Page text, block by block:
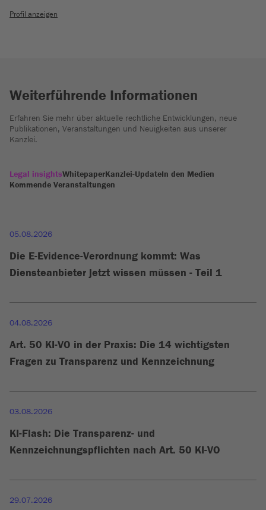
Profil anzeigen
Weiterführende Informationen
Erfahren Sie mehr über aktuelle rechtliche Entwicklungen, neue
Publikationen, Veranstaltungen und Neuigkeiten aus unserer
Kanzlei.
Legal insightsWhitepaperKanzlei-UpdateIn den Medien
Kommende Veranstaltungen
05.08.2026
Die E-Evidence-Verordnung kommt: Was
Diensteanbieter jetzt wissen müssen - Teil 1
04.08.2026
Art. 50 KI-VO in der Praxis: Die 14 wichtigsten
Fragen zu Transparenz und Kennzeichnung
03.08.2026
KI-Flash: Die Transparenz- und
Kennzeichnungspflichten nach Art. 50 KI-VO
29.07.2026